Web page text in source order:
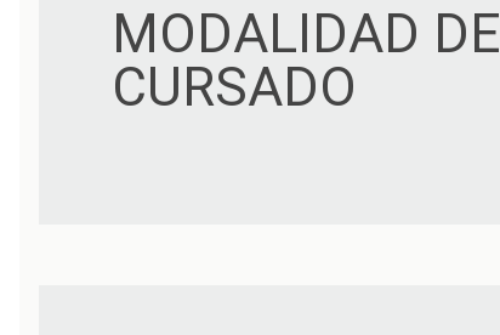
MODALIDAD DE
CURSADO